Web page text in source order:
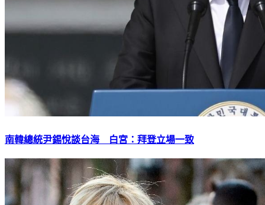
南韓總統尹錫悅談台海 白宮：拜登立場一致